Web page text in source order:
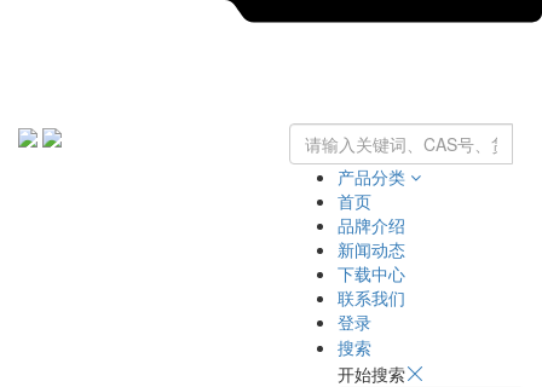
产品分类
首页
品牌介绍
新闻动态
下载中心
联系我们
登录
搜索
开始搜索